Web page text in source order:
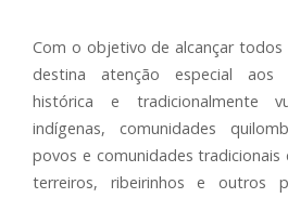
Com o objetivo de alcançar
destina atenção especial aos
histórica e tradicionalmente
indígenas, comunidades
povos e comunidades
terreiros, ribeirinhos e outros